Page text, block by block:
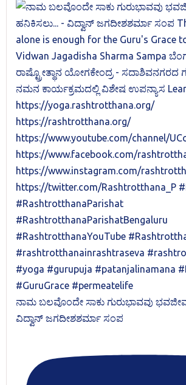
ನಾಮ ಬಲವೊಂದೇ ಸಾಕು ಗುರುಭಾವವು
ವಿದ್ವಾನ್ ಜಗದೀಶಶರ್ಮಾ ಸಂಪ